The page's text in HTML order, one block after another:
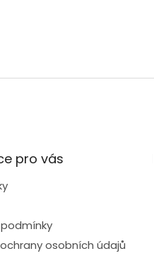
pro vás
osobních údajů